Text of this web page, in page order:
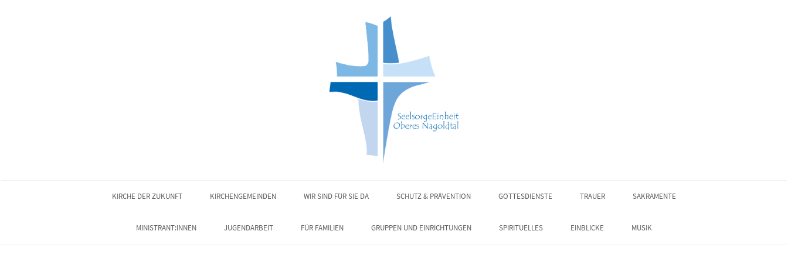
KIRCHE DER ZUKUNFT KIRCHENGEMEINDEN WIR SIND FÜR SIE DA SCHUTZ & PRÄVENTION GOTTESDIENSTE TRAUER SAKRAMENTE
MINISTRANT:INNEN JUGENDARBEIT FÜR FAMILIEN GRUPPEN UND EINRICHTUNGEN SPIRITUELLES EINBLICKE MUSIK